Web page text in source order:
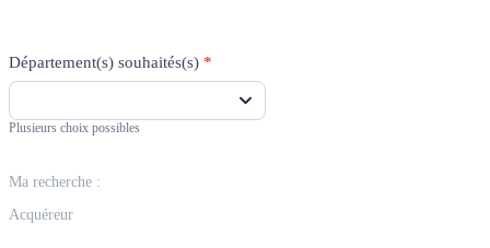
Département(s) souhaités(s) *
Plusieurs choix possibles
Ma recherche :
Acquéreur